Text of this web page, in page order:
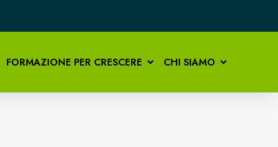
FORMAZIONE PER CRESCERE CHI SIAMO